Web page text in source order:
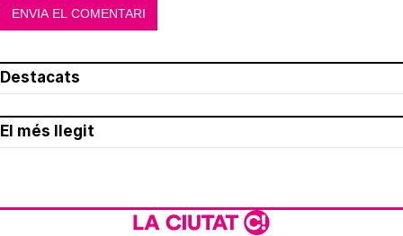
Destacats
El més llegit